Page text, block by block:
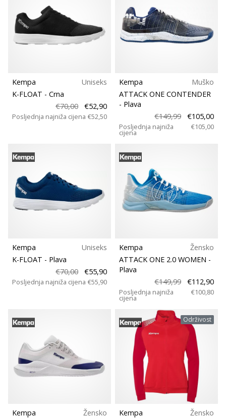
Kempa
Uniseks
K-FLOAT - Crna
€70,00
€52,90
Posljednja najniža cijena €52,50
Kempa
Muško
ATTACK ONE CONTENDER
- Plava
€149,99
€105,00
Posljednja najniža
cijena
€105,00
Kempa
Uniseks
K-FLOAT - Plava
€70,00
€55,90
Posljednja najniža cijena €55,90
Kempa
Žensko
ATTACK ONE 2.0 WOMEN -
Plava
€149,99
€112,90
Posljednja najniža
cijena
€100,80
Kempa
Žensko
Održivost
Kempa
Žensko